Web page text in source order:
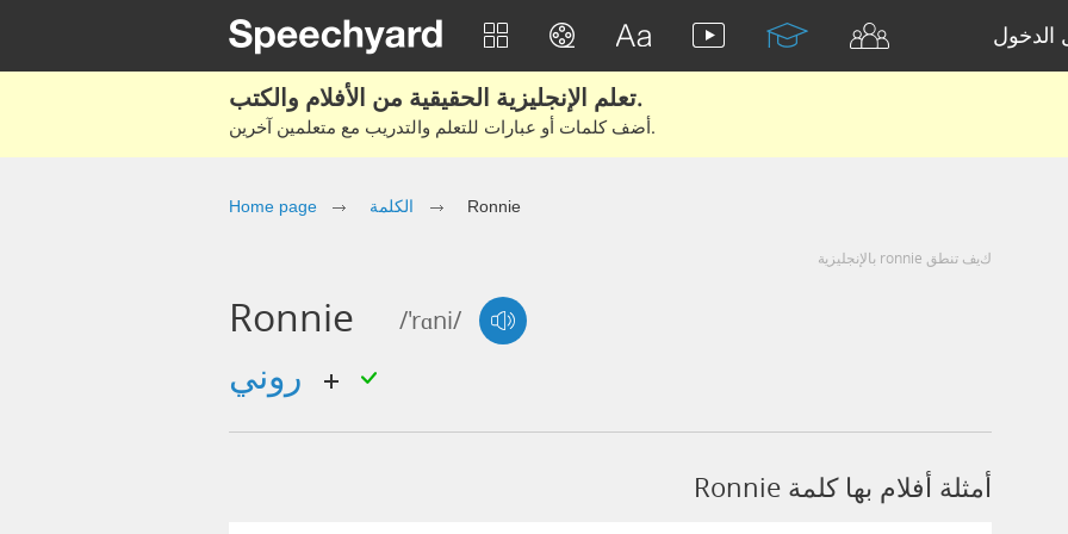
الدخول
تعلم الإنجليزية الحقيقية من الأفلام والكتب.
أضف كلمات أو عبارات للتعلم والتدريب مع متعلمين آخرين.
Home page الكلمة Ronnie
كيف تنطق ronnie بالإنجليزية
Ronnie /'rɑni/
أمثلة أفلام بها كلمة Ronnie